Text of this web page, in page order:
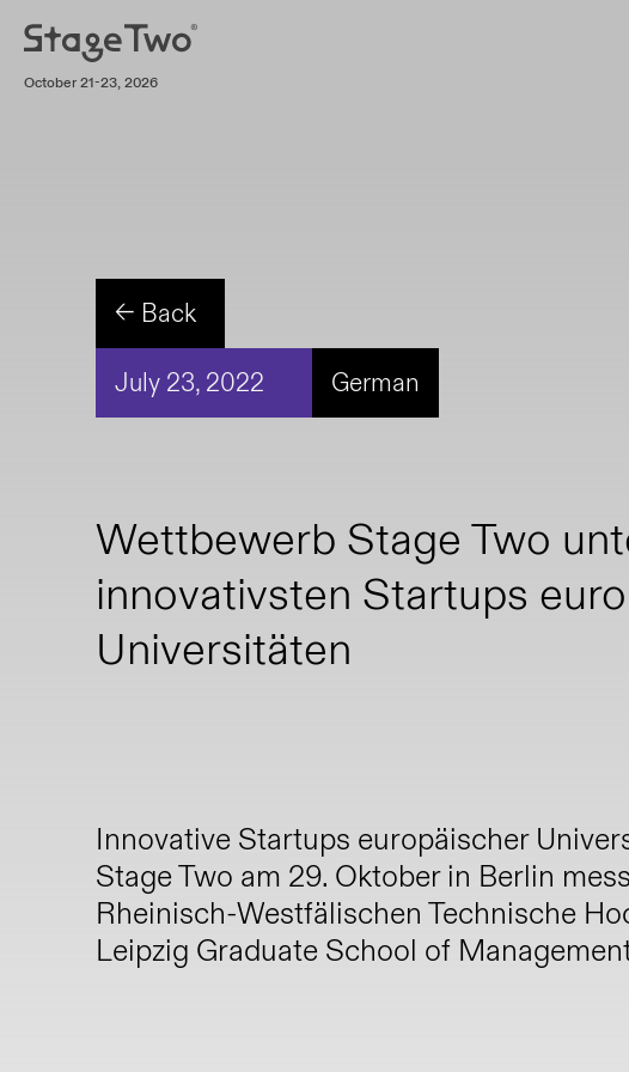
October 21-23, 2026
← Back
July 23, 2022 German
Wettbewerb Stage Two
innovativsten Startups
Universitäten
Innovative Startups europäischer
Stage Two am 29. Oktober in Berlin
Rheinisch-Westfälischen Technische
Leipzig Graduate School of